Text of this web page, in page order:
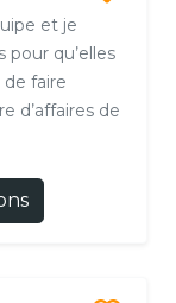
et je
qu’elles
faire
d’affaires de